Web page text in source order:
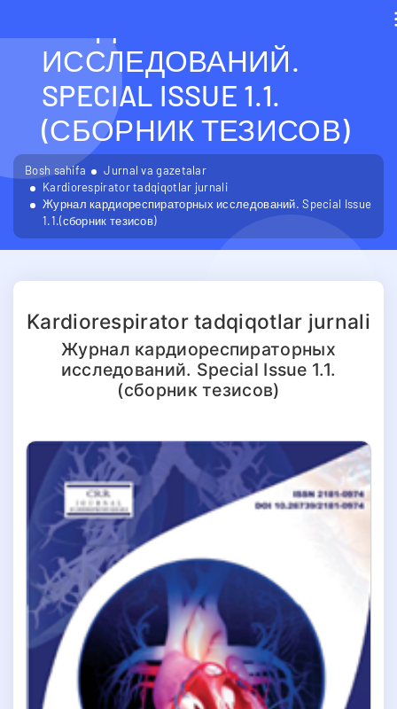
ИССЛЕДОВАНИЙ.
SPECIAL ISSUE 1.1.
(СБОРНИК ТЕЗИСОВ)
Bosh sahifa
Jurnal va gazetalar
Kardiorespirator tadqiqotlar jurnali
Журнал кардиореспираторных исследований. Special Issue
1.1.(сборник тезисов)
Kardiorespirator tadqiqotlar jurnali
Журнал кардиореспираторных
исследований. Special Issue 1.1.
(сборник тезисов)